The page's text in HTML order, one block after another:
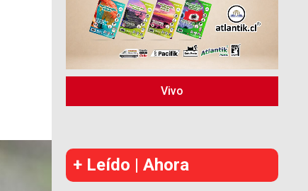
Vivo
+ Leído | Ahora